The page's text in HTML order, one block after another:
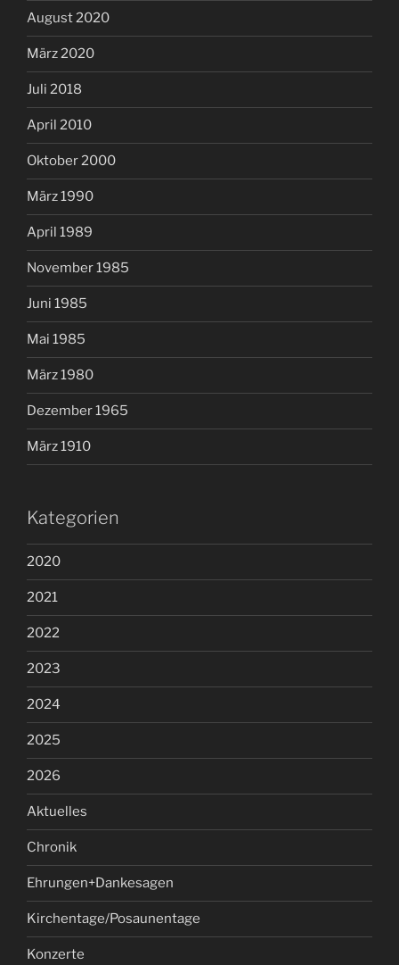
August 2020
März 2020
Juli 2018
April 2010
Oktober 2000
März 1990
April 1989
November 1985
Juni 1985
Mai 1985
März 1980
Dezember 1965
März 1910
Kategorien
2020
2021
2022
2023
2024
2025
2026
Aktuelles
Chronik
Ehrungen+Dankesagen
Kirchentage/Posaunentage
Konzerte